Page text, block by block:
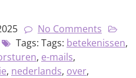
No Comments
Tags: Tags: betekenissen,
, e-mails,
, nederlands, over,